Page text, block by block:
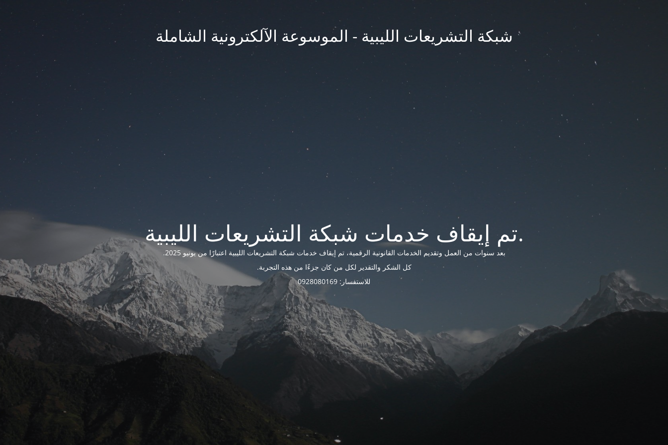
شبكة التشريعات الليبية - الموسوعة الآلكترونية الشاملة
تم إيقاف خدمات شبكة التشريعات الليبية.
بعد سنوات من العمل وتقديم الخدمات القانونية الرقمية، تم إيقاف خدمات شبكة التشريعات الليبية اعتبارًا من يونيو 2025.
كل الشكر والتقدير لكل من كان جزءًا من هذه التجربة.
للاستفسار: 0928080169